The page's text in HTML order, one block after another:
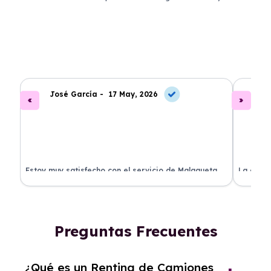
José García - 17 May, 2026
Estoy muy satisfecho con el servicio de Malagueta
Renting. El coche llegó en perfectas condiciones y el
La
ha
Preguntas Frecuentes
¿Qué es un Renting de Camiones